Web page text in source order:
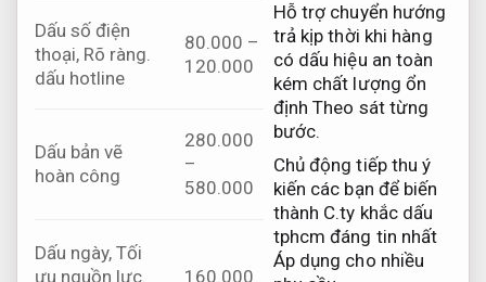
Hỗ trợ chuyển hướng
trả kịp thời khi hàng
có dấu hiệu an toàn
kém chất lượng ổn
địnhTheo sát từng
bước.
Chủ động tiếp thu ý
kiến các bạn để biến
thành C.ty khắc dấu
tphcm đáng tin nhất
Áp dụng cho nhiều
Dấu số điện
thoại, Rõ ràng.
dấu hotline
80.000 –
120.000
Dấu bản vẽ
hoàn công
280.000
–
580.000
Dấu ngày, Tối
ưu nguồn lực.
160.000